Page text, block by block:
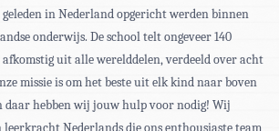
in Nederland opgericht werden binnen
onderwijs. De school telt ongeveer 140
uit alle werelddelen, verdeeld over acht
missie is om het beste uit elk kind naar boven
daar hebben wij jouw hulp voor nodig! Wij
leerkracht Nederlands die ons enthousiaste team